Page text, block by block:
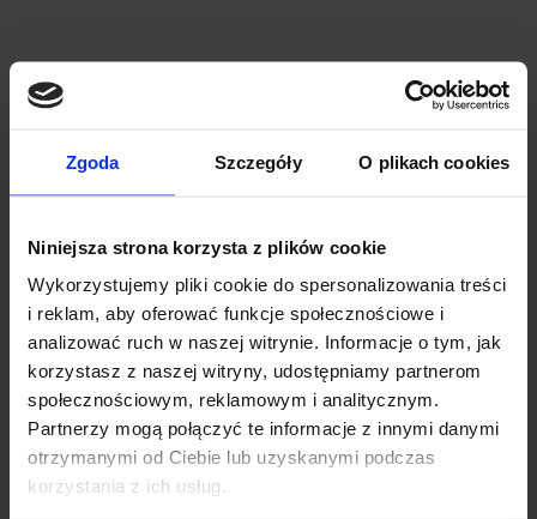
Zgoda Szczegóły O plikach cookies
Niniejsza strona korzysta z plików cookie
Wykorzystujemy pliki cookie do spersonalizowania treści
i reklam, aby oferować funkcje społecznościowe i
analizować ruch w naszej witrynie. Informacje o tym, jak
korzystasz z naszej witryny, udostępniamy partnerom
społecznościowym, reklamowym i analitycznym.
Partnerzy mogą połączyć te informacje z innymi danymi
otrzymanymi od Ciebie lub uzyskanymi podczas
korzystania z ich usług.